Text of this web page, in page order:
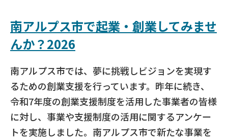
南アルプス市で起業・創業してみませ
んか？2026
南アルプス市では、夢に挑戦しビジョンを実現す
るための創業支援を行っています。昨年に続き、
令和7年度の創業支援制度を活用した事業者の皆様
に対し、事業や支援制度の活用に関するアンケー
トを実施しました。南アルプス市で新たな事業を